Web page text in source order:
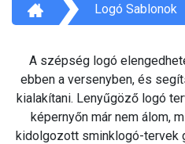
Logó Sablonok
A szépség logó
ebben a versenyben, és
kialakítani. Lenyűgöző logó
képernyőn már nem álom,
kidolgozott sminklogó-tervek